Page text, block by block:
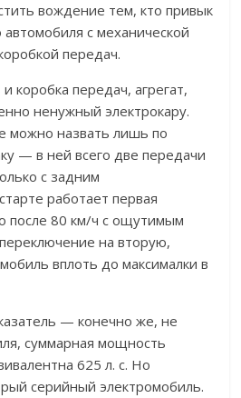
вождение тем, кто привык
с механической
передач.
коробка передач, агрегат,
ненужный электрокару.
можно назвать лишь по
— в ней всего две передачи
с задним
работает первая
после 80 км/ч с ощутимым
на вторую,
вплоть до максималки в
— конечно же, не
суммарная мощность
625 л. с. Но
серийный электромобиль.